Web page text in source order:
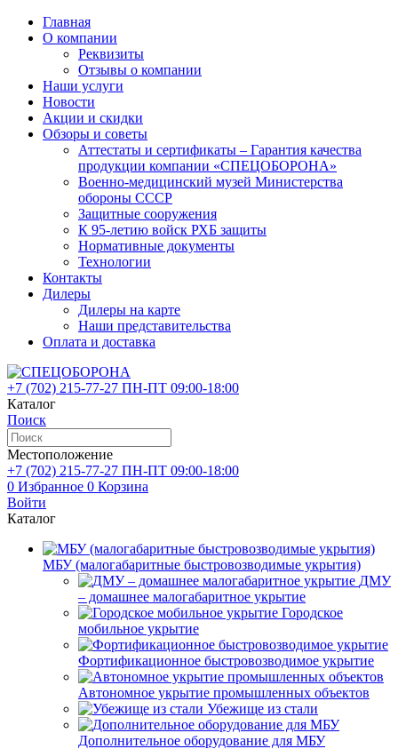
Главная
О компании
Реквизиты
Отзывы о компании
Наши услуги
Новости
Акции и скидки
Обзоры и советы
Аттестаты и сертификаты – Гарантия качества
продукции компании «СПЕЦОБОРОНА»
Военно-медицинский музей Министерства
обороны СССР
Защитные сооружения
К 95-летию войск РХБ защиты
Нормативные документы
Технологии
Контакты
Дилеры
Дилеры на карте
Наши представительства
Оплата и доставка
+7 (702) 215-77-27 ПН-ПТ 09:00-18:00
Каталог
Поиск
Местоположение
+7 (702) 215-77-27 ПН-ПТ 09:00-18:00
0 Избранное 0 Корзина
Войти
Каталог
МБУ (малогабаритные быстровозводимые укрытия)
ДМУ
– домашнее малогабаритное укрытие
Городское
мобильное укрытие
Фортификационное быстровозводимое укрытие
Автономное укрытие промышленных объектов
Убежище из стали
Дополнительное оборудование для МБУ